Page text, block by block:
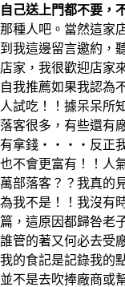
自己送上門都不要，
那種人吧。當然這家
到我這邊留言邀約，
店家，我很歡迎店家
自我推薦如果我認為
人試吃！！據呆呆所
落客很多，有些還有
有拿錢‧‧‧‧反正我
也不會更富有！！人
萬部落客？？我真的
為我不是！！我沒有
篇，這原因都歸咎老
誰管的著又何必去受
我的食記是記錄我的
並不是去吹捧廠商或